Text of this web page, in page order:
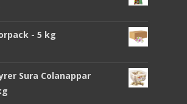
- 5 kg
Sura Colanappar